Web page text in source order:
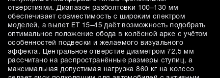
отверстиями. Диапазон разболтовки 100–130 мм
обеспечивает совместимость с широким спектром
моделей, а вылет ET 15–45 даёт возможность подобрать
оптимальное положение обода в колёсной арке с учётом
особенностей подвески и желаемого визуального
эффекта. Центральное отверстие диаметром 72,5 мм
рассчитано на распространённые размеры ступиц, а
максимальная допустимая нагрузка 860 кг на колесо